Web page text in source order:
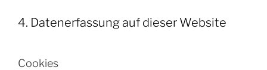
4. Datenerfassung auf dieser Website
Cookies